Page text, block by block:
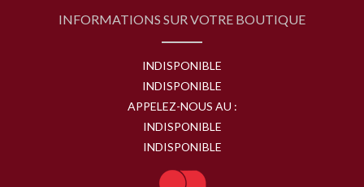
INFORMATIONS SUR VOTRE BOUTIQUE
INDISPONIBLE
INDISPONIBLE
APPELEZ-NOUS AU :
INDISPONIBLE
INDISPONIBLE